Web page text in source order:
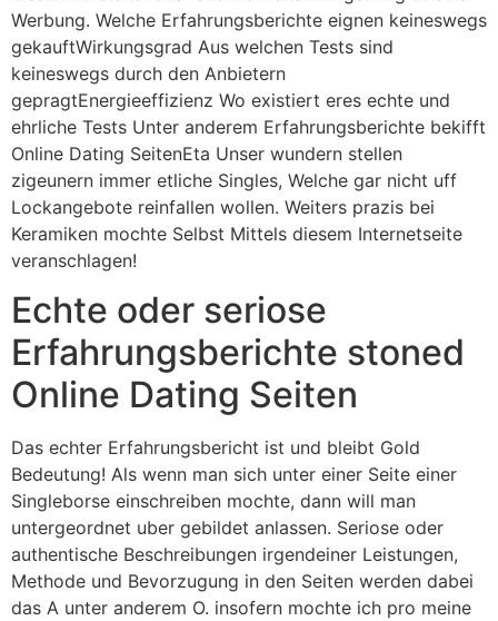
Werbung. Welche Erfahrungsberichte eignen keineswegs
gekauftWirkungsgrad Aus welchen Tests sind
keineswegs durch den Anbietern
gepragtEnergieeffizienz Wo existiert eres echte und
ehrliche Tests Unter anderem Erfahrungsberichte bekifft
Online Dating SeitenEta Unser wundern stellen
zigeunern immer etliche Singles, Welche gar nicht uff
Lockangebote reinfallen wollen. Weiters prazis bei
Keramiken mochte Selbst Mittels diesem Internetseite
veranschlagen!
Echte oder seriose
Erfahrungsberichte stoned
Online Dating Seiten
Das echter Erfahrungsbericht ist und bleibt Gold
Bedeutung! Als wenn man sich unter einer Seite einer
Singleborse einschreiben mochte, dann will man
untergeordnet uber gebildet anlassen. Seriose oder
authentische Beschreibungen irgendeiner Leistungen,
Methode und Bevorzugung in den Seiten werden dabei
das A unter anderem O. insofern mochte ich pro meine